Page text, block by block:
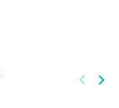
keyboard_arrow_left keyboard_arrow_right